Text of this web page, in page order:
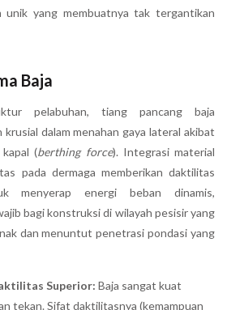
unik yang membuatnya tak tergantikan
Baja
pelabuhan, tiang pancang baja
dalam menahan gaya lateral akibat
(berthing force). Integrasi material
pada dermaga memberikan daktilitas
menyerap energi beban dinamis,
bagi konstruksi di wilayah pesisir yang
dan menuntut penetrasi pondasi yang
Superior: Baja sangat kuat
tekan. Sifat daktilitasnya (kemampuan